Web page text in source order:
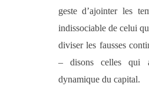
geste d’ajointer les
indissociable de celui
diviser les fausses
– disons celles qui
dynamique du capital.